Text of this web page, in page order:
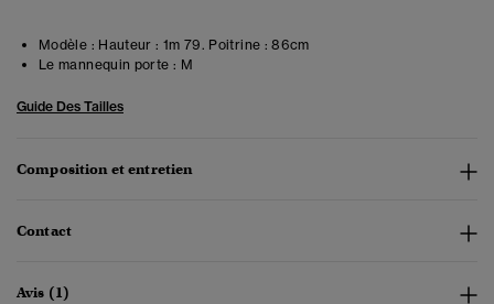
Modèle : Hauteur : 1m 79. Poitrine : 86cm
Le mannequin porte : M
Guide Des Tailles
Composition et entretien
Contact
Avis (1)